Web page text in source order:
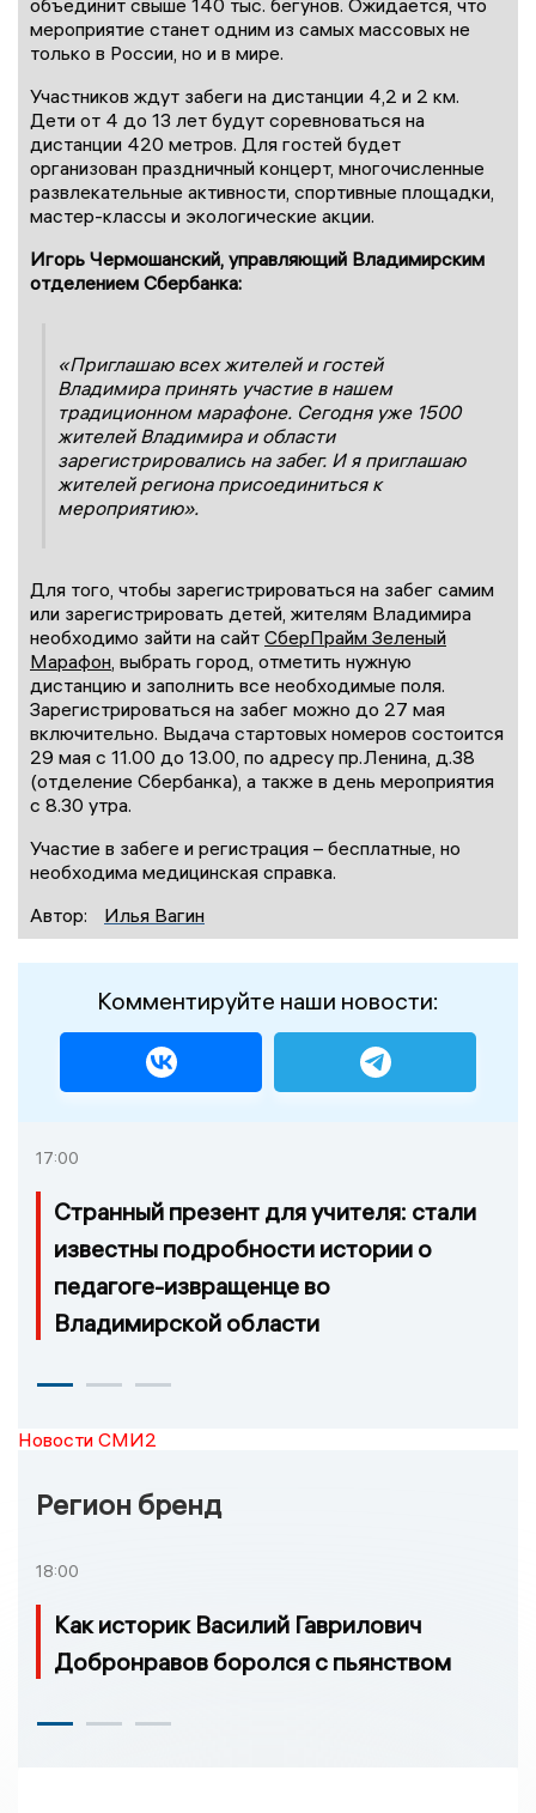
объединит свыше 140 тыс. бегунов. Ожидается, что
мероприятие станет одним из самых массовых не
только в России, но и в мире.
Участников ждут забеги на дистанции 4,2 и 2 км.
Дети от 4 до 13 лет будут соревноваться на
дистанции 420 метров. Для гостей будет
организован праздничный концерт, многочисленные
развлекательные активности, спортивные площадки,
мастер-классы и экологические акции.
Игорь Чермошанский, управляющий Владимирским
отделением Сбербанка:
«Приглашаю всех жителей и гостей
Владимирапринять участие в нашем
традиционном марафоне. Сегодня уже 1500
жителей Владимира и области
зарегистрировались на забег. И я приглашаю
жителей региона присоединиться к
мероприятию».
Для того, чтобы зарегистрироваться на забег самим
или зарегистрировать детей, жителям Владимира
необходимо зайти на сайт СберПрайм Зеленый
Марафон, выбрать город, отметить нужную
дистанцию и заполнить все необходимые поля.
Зарегистрироваться на забег можно до 27 мая
включительно. Выдача стартовых номеров состоится
29 мая с 11.00 до 13.00, по адресу пр.Ленина, д.38
(отделение Сбербанка), а также в день мероприятия
с 8.30 утра.
Участие в забеге и регистрация – бесплатные, но
необходима медицинская справка.
Автор:
Илья Вагин
Комментируйте наши новости:
17:00
Странный презент для учителя: стали
известны подробности истории о
педагоге-извращенце во
Владимирской области
Новости СМИ2
Регион бренд
18:00
Как историк Василий Гаврилович
Добронравов боролся с пьянством